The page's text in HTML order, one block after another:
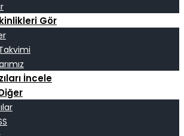
Gör
İncele